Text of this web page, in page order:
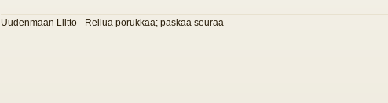
Uudenmaan Liitto - Reilua porukkaa; paskaa seuraa